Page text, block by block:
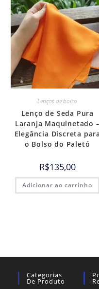
Lenços de bolso
Lenço de Seda Pura
Laranja Maquinetado –
Elegância Discreta para
o Bolso do Paletó
R$135,00
Adicionar ao carrinho
Categorias
De Produto